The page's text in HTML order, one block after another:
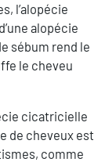
l’alopécie
alopécie
sébum rend le
le cheveu
cicatricielle
de cheveux est
comme